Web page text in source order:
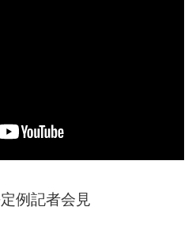
例記者会見